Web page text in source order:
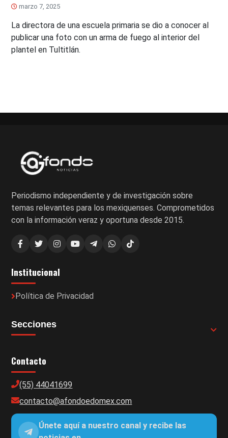
marzo 7, 2025
La directora de una escuela primaria se dio a conocer al
publicar una foto con un arma de fuego al interior del
plantel en Tultitlán.
Periodismo independiente y de investigación sobre
temas relevantes para los mexiquenses. Comprometidos
con la información veraz y oportuna desde 2015.
Institucional
Política de Privacidad
Secciones
Contacto
(55) 44041699
contacto@afondoedomex.com
Únete aquí a nuestro canal y recibe las